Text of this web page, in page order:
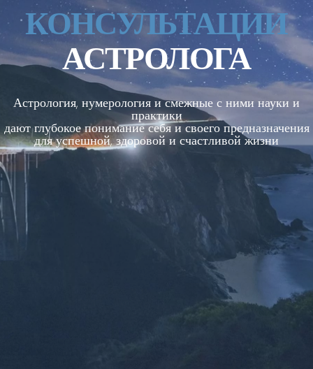
КОНСУЛЬТАЦИИ
АСТРОЛОГА
Астрология, нумерология и смежные с ними науки и
практики
дают глубокое понимание себя и своего предназначения
для успешной, здоровой и счастливой жизни